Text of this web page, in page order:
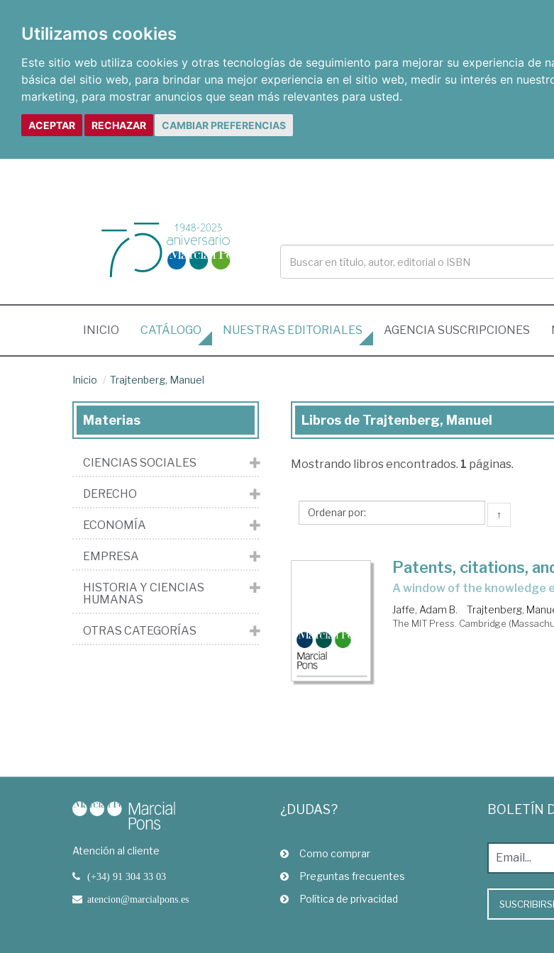
Utilizamos cookies
Este sitio web utiliza cookies y otras tecnologías de seguimiento para mejorar su experiencia de
básica del sitio web, para brindar una mejor experiencia en el sitio web, medir su interés en
marketing, para mostrar anuncios que sean más relevantes para usted.
ACEPTAR RECHAZAR CAMBIAR PREFERENCIAS
INICIO (CURRENT)
CATÁLOGO NUESTRAS EDITORIALES AGENCIA SUSCRIPCIONES
Inicio Trajtenberg, Manuel
Libros
Trajtenberg,
Libros de Trajtenberg, Manuel
Mostrando libros encontrados. 1 páginas.
↑
Patents, citations,
a window of the knowledge
Jaffe, Adam B. Trajtenberg,
The MIT Press. Cambridge
Materias
CIENCIAS SOCIALES
DERECHO
ECONOMÍA
EMPRESA
HISTORIA Y CIENCIAS
HUMANAS
OTRAS CATEGORÍAS
Atención al cliente
(+34) 91 304 33 03
atencion@marcialpons.es
¿DUDAS?
Como comprar
Preguntas frecuentes
Política de privacidad
BOLETÍN